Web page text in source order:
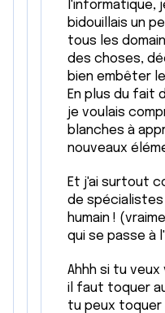
l'informatique,
bidouillais un
tous les
des choses,
bien embêter
En plus du fait
je voulais
blanches à
nouveaux
Et j'ai surtout
de spécialistes
humain !
qui se passe à
Ahhh si tu veux
il faut toquer
tu peux toquer